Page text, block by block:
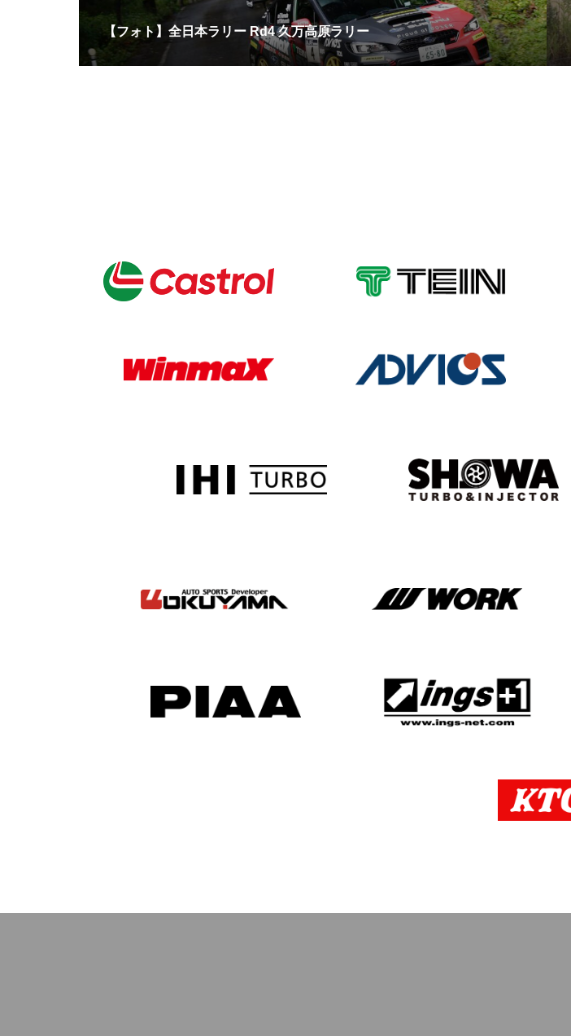
【フォト】全日本ラリー Rd4 久万高原ラリー